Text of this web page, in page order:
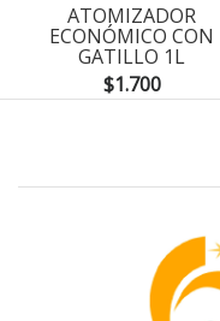
ATOMIZADOR
ECONÓMICO CON
GATILLO 1L
$1.700